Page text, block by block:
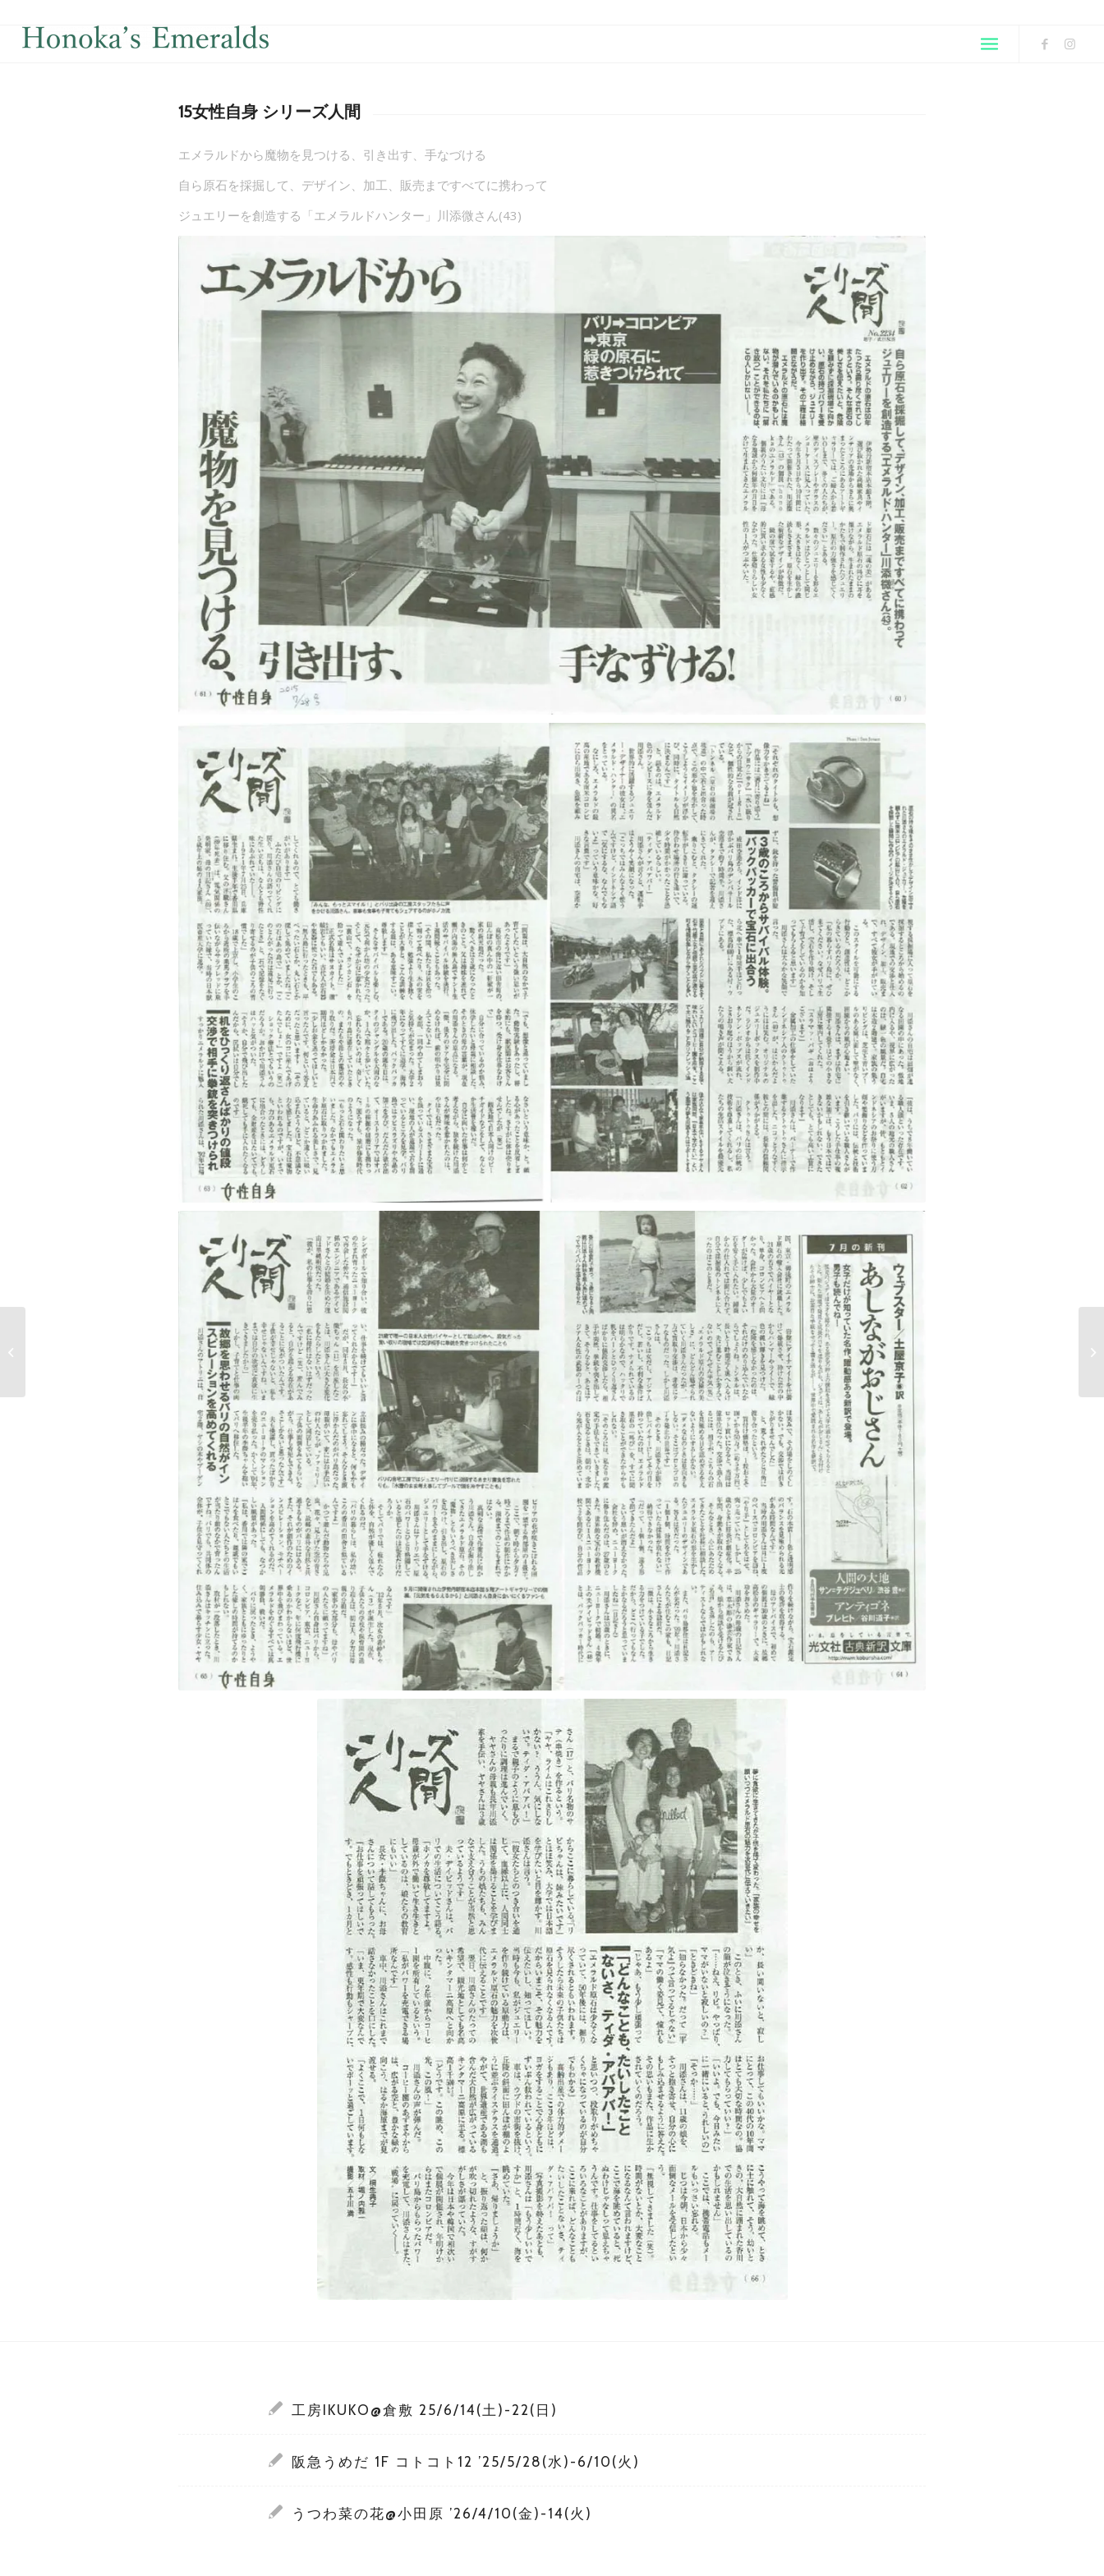
15女性自身 シリーズ人間
エメラルドから魔物を見つける、引き出す、手なづける
自ら原石を採掘して、デザイン、加工、販売まですべてに携わって
ジュエリーを創造する「エメラルドハンター」川添微さん(43)
工房IKUKO@倉敷 25/6/14(土)-22(日)
阪急うめだ 1F コトコト12 ’25/5/28(水)-6/10(火)
うつわ菜の花@小田原 ’26/4/10(金)-14(火)